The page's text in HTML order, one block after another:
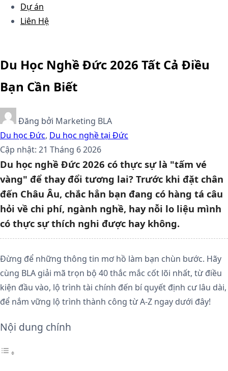
Dự án
Liên Hệ
Du Học Nghề Đức 2026 Tất Cả Điều
Bạn Cần Biết
Đăng bởi Marketing BLA
Du học Đức, Du học nghề tại Đức
Cập nhật: 21 Tháng 6 2026
Du học nghề Đức 2026 có thực sự là "tấm vé
vàng" để thay đổi tương lai? Trước khi đặt chân
đến Châu Âu, chắc hẳn bạn đang có hàng tá câu
hỏi về chi phí, ngành nghề, hay nỗi lo liệu mình
có thực sự thích nghi được hay không.
Đừng để những thông tin mơ hồ làm bạn chùn bước. Hãy
cùng BLA giải mã trọn bộ 40 thắc mắc cốt lõi nhất, từ điều
kiện đầu vào, lộ trình tài chính đến bí quyết định cư lâu dài,
để nắm vững lộ trình thành công từ A-Z ngay dưới đây!
Nội dung chính